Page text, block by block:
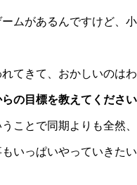
ムがあるんですけど、
きて、おかしいのは
の目標を教えてください
とで同期よりも全然
いっぱいやっていき